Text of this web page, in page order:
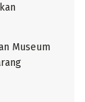
Museum